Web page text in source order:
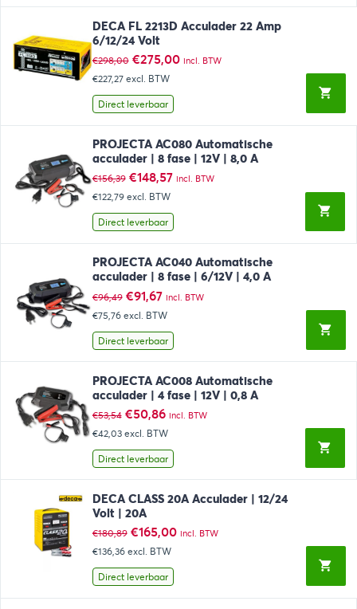
DECA FL 2213D Acculader 22 Amp
6/12/24 Volt
€298,00 Oorspronkelijke
prijs
was:
€298,00.
€275,00Huidige
incl. BTW
€227,27 excl. BTW
Direct leverbaar
PROJECTA AC080 Automatische
acculader | 8 fase | 12V | 8,0 A
€156,39 Oorspronkelijke
prijs
was:
€156,39.
€148,57Huidige
€148,57.
incl. BTW
€122,79 excl. BTW
Direct leverbaar
PROJECTA AC040 Automatische
acculader | 8 fase | 6/12V | 4,0 A
€96,49 Oorspronkelijke
prijs
was:
€96,49.
€91,67Huidige
prijs
is:
€91,67.
incl. BTW
€75,76 excl. BTW
Direct leverbaar
PROJECTA AC008 Automatische
acculader | 4 fase | 12V | 0,8 A
€53,54 Oorspronkelijke
prijs
was:
€53,54.
€50,86Huidige
prijs
is:
€50,86.
incl. BTW
€42,03 excl. BTW
Direct leverbaar
DECA CLASS 20A Acculader | 12/24
Volt | 20A
€180,89 Oorspronkelijke
prijs
was:
€180,89.
€165,00Huidige
incl. BTW
€136,36 excl. BTW
Direct leverbaar